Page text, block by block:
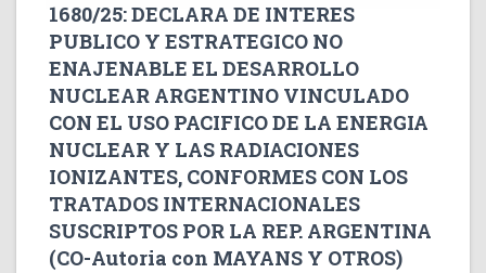
1680/25: DECLARA DE INTERES
PUBLICO Y ESTRATEGICO NO
ENAJENABLE EL DESARROLLO
NUCLEAR ARGENTINO VINCULADO
CON EL USO PACIFICO DE LA ENERGIA
NUCLEAR Y LAS RADIACIONES
IONIZANTES, CONFORMES CON LOS
TRATADOS INTERNACIONALES
SUSCRIPTOS POR LA REP. ARGENTINA
(CO-Autoria con MAYANS Y OTROS)